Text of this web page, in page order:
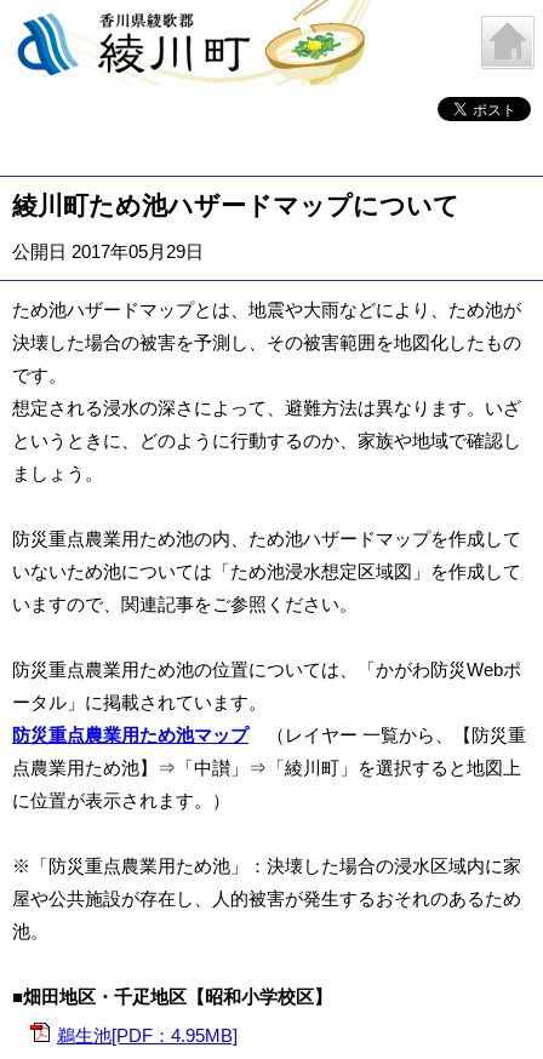
綾川町ため池ハザードマップについて
公開日 2017年05月29日
ため池ハザードマップとは、地震や大雨などにより、ため池が
決壊した場合の被害を予測し、その被害範囲を地図化したもの
です。
想定される浸水の深さによって、避難方法は異なります。いざ
というときに、どのように行動するのか、家族や地域で確認し
ましょう。
防災重点農業用ため池の内、ため池ハザードマップを作成して
いないため池については「ため池浸水想定区域図」を作成して
いますので、関連記事をご参照ください。
防災重点農業用ため池の位置については、「かがわ防災Webポ
ータル」に掲載されています。
防災重点農業用ため池マップ（レイヤー 一覧から、【防災重
点農業用ため池】⇒「中讃」⇒「綾川町」を選択すると地図上
に位置が表示されます。）
※「防災重点農業用ため池」：決壊した場合の浸水区域内に家
屋や公共施設が存在し、人的被害が発生するおそれのあるため
池。
■畑田地区・千疋地区【昭和小学校区】
鵜生池[PDF：4.95MB]